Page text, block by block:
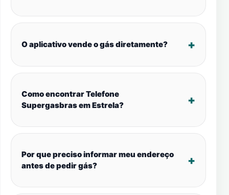
O aplicativo vende o gás diretamente?
Como encontrar Telefone
Supergasbras em Estrela?
Por que preciso informar meu endereço
antes de pedir gás?